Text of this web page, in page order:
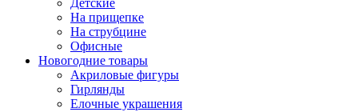
Детские
На прищепке
На струбцине
Офисные
Новогодние товары
Акриловые фигуры
Гирлянды
Елочные украшения